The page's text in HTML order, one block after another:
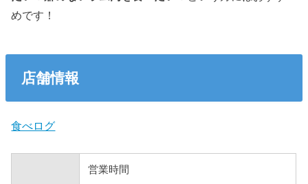
めです！
店舗情報
食べログ
営業時間